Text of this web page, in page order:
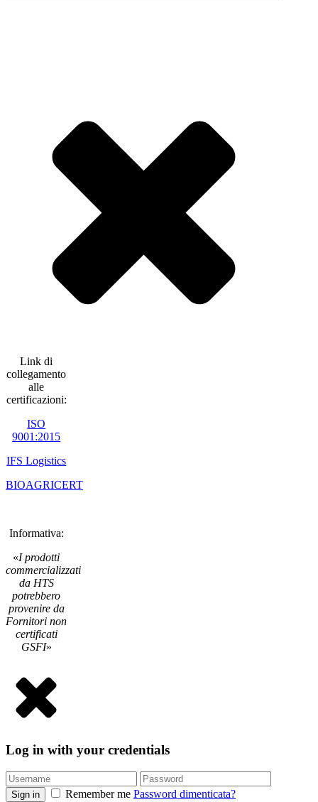
Link di
collegamento
alle
certificazioni:
ISO
9001:2015
IFS Logistics
BIOAGRICERT
Informativa:
«I prodotti
commercializzati
da HTS
potrebbero
provenire da
Fornitori non
certificati
GSFI»
Log in with your credentials
Sign in Remember me Password dimenticata?